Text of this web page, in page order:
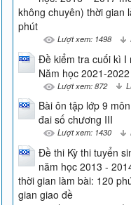
không chuyên) thời gian
phút
Lượt xem: 1498
Đề kiểm tra cuối kì I
Năm học 2021-2022
Lượt xem: 872
Bài ôn tập lớp 9
đai số chương III
Lượt xem: 1430
Đề thi Kỳ thi tuyển
năm học 2013 -
thời gian làm bài: 120
gian giao đề